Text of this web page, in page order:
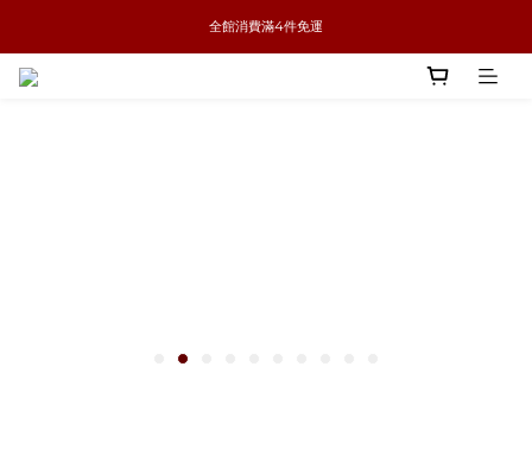
新品優惠任兩件8折
全館消費滿4件免運